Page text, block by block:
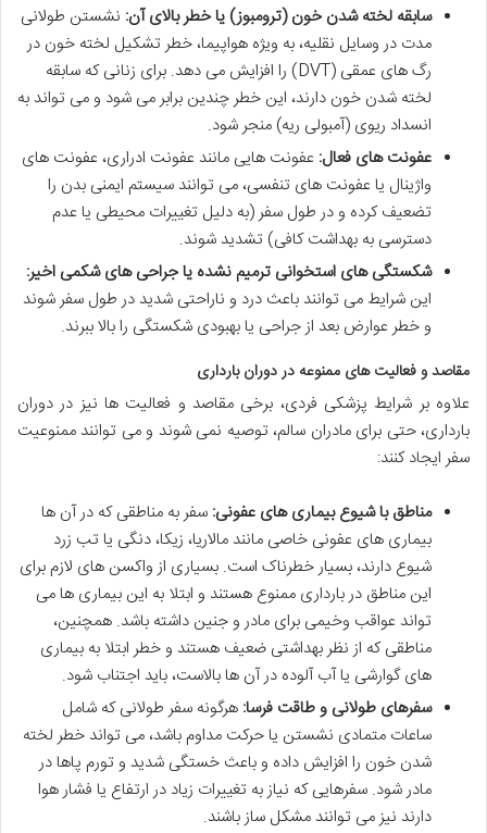
سابقه لخته شدن خون (ترومبوز) یا خطر بالای آن: نشستن طولانی
مدت در وسایل نقلیه، به ویژه هواپیما، خطر تشکیل لخته خون در
رگ های عمقی (DVT) را افزایش می دهد. برای زنانی که سابقه
لخته شدن خون دارند، این خطر چندین برابر می شود و می تواند به
انسداد ریوی (آمبولی ریه) منجر شود.
عفونت های فعال: عفونت هایی مانند عفونت ادراری، عفونت های
واژینال یا عفونت های تنفسی، می توانند سیستم ایمنی بدن را
تضعیف کرده و در طول سفر (به دلیل تغییرات محیطی یا عدم
دسترسی به بهداشت کافی) تشدید شوند.
شکستگی های استخوانی ترمیم نشده یا جراحی های شکمی اخیر:
این شرایط می توانند باعث درد و ناراحتی شدید در طول سفر شوند
و خطر عوارض بعد از جراحی یا بهبودی شکستگی را بالا ببرند.
مقاصد و فعالیت های ممنوعه در دوران بارداری
علاوه بر شرایط پزشکی فردی، برخی مقاصد و فعالیت ها نیز در دوران
بارداری، حتی برای مادران سالم، توصیه نمی شوند و می توانند ممنوعیت
سفر ایجاد کنند:
مناطق با شیوع بیماری های عفونی: سفر به مناطقی که در آن ها
بیماری های عفونی خاصی مانند مالاریا، زیکا، دنگی یا تب زرد
شیوع دارند، بسیار خطرناک است. بسیاری از واکسن های لازم برای
این مناطق در بارداری ممنوع هستند و ابتلا به این بیماری ها می
تواند عواقب وخیمی برای مادر و جنین داشته باشد. همچنین،
مناطقی که از نظر بهداشتی ضعیف هستند و خطر ابتلا به بیماری
های گوارشی یا آب آلوده در آن ها بالاست، باید اجتناب شود.
سفرهای طولانی و طاقت فرسا: هرگونه سفر طولانی که شامل
ساعات متمادی نشستن یا حرکت مداوم باشد، می تواند خطر لخته
شدن خون را افزایش داده و باعث خستگی شدید و تورم پاها در
مادر شود. سفرهایی که نیاز به تغییرات زیاد در ارتفاع یا فشار هوا
دارند نیز می توانند مشکل ساز باشند.